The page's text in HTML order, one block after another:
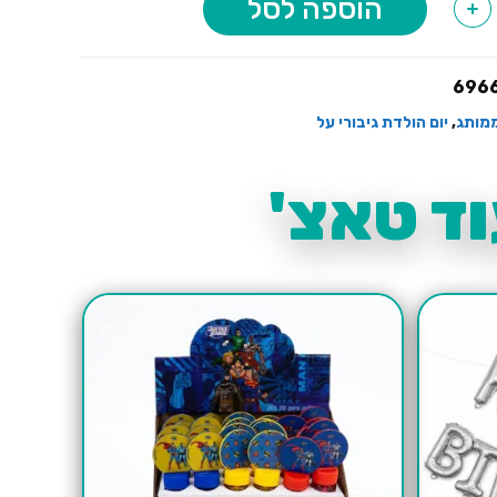
+ הוספה לסל
,יום הולדת גיבורי על
טאצ'